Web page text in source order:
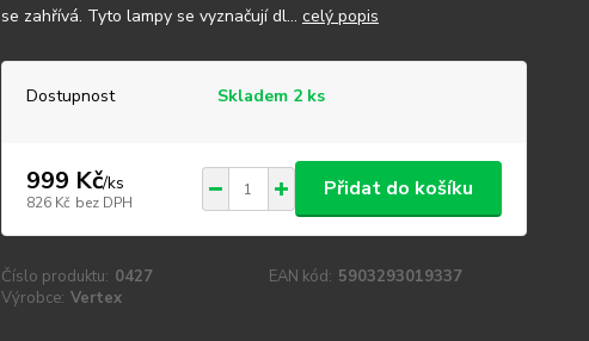
se zahřívá. Tyto lampy se vyznačují dl... celý popis
Dostupnost Skladem 2 ks
999 Kč/ks
826 Kč bez DPH
Přidat do košíku
Číslo produktu: 0427 EAN kód: 5903293019337
Výrobce: Vertex